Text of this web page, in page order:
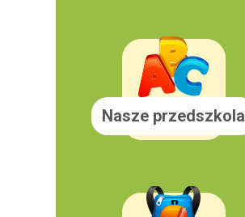
Nasze przedszkola